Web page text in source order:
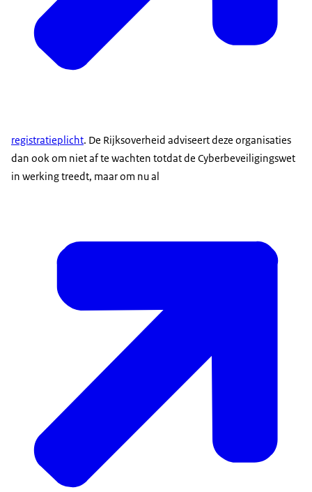
registratieplicht. De Rijksoverheid adviseert deze organisaties
dan ook om niet af te wachten totdat de Cyberbeveiligingswet
in werking treedt, maar om nu al